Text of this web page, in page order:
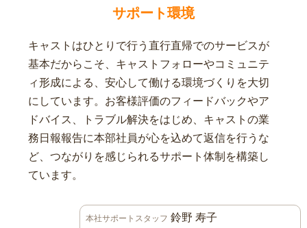
サポート環境
キャストはひとりで行う直行直帰でのサービスが
基本だからこそ、キャストフォローやコミュニテ
ィ形成による、安心して働ける環境づくりを大切
にしています。お客様評価のフィードバックやア
ドバイス、トラブル解決をはじめ、キャストの業
務日報報告に本部社員が心を込めて返信を行うな
ど、つながりを感じられるサポート体制を構築し
ています。
本社サポートスタッフ 鈴野 寿子